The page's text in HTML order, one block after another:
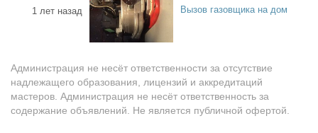
1 лет назад
Вызов газовщика на дом
Администрация не несёт ответственности за отсутствие
надлежащего образования, лицензий и аккредитаций
мастеров. Администрация не несёт ответственность за
содержание объявлений. Не является публичной офертой.